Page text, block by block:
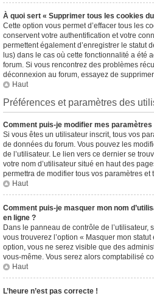
À quoi sert « Supprimer tous les cookies
Cette option vous permet d’effacer tous les
conservent votre authentification et votre
permettent également d’enregistrer le statut
lus) dans le cas où cette fonctionnalité a été
forum. Si vous rencontrez des problèmes
déconnexion au forum, essayez de
Haut
Préférences et paramètres des
Comment puis-je modifier mes paramètres
Si vous êtes un utilisateur inscrit, tous vos
de données du forum. Vous pouvez les
de l’utilisateur. Le lien vers ce dernier se
votre nom d’utilisateur situé en haut des
permettra de modifier tous vos paramètres et
Haut
Comment puis-je masquer mon nom
en ligne ?
Dans le panneau de contrôle de l’utilisateur,
vous trouverez l’option « Masquer mon
option, vous ne serez visible que des
vous-même. Vous serez alors comptabilisé
Haut
L’heure n’est pas correcte !